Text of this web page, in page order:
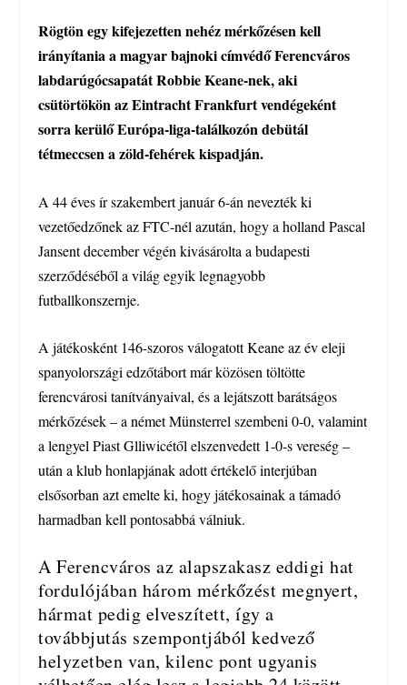
Rögtön egy kifejezetten nehéz mérkőzésen kell
irányítania a magyar bajnoki címvédő Ferencváros
labdarúgócsapatát Robbie Keane-nek, aki
csütörtökön az Eintracht Frankfurt vendégeként
sorra kerülő Európa-liga-találkozón debütál
tétmeccsen a zöld-fehérek kispadján.
A 44 éves ír szakembert január 6-án nevezték ki
vezetőedzőnek az FTC-nél azután, hogy a holland Pascal
Jansent december végén kivásárolta a budapesti
szerződéséből a világ egyik legnagyobb
futballkonszernje.
A játékosként 146-szoros válogatott Keane az év eleji
spanyolországi edzőtábort már közösen töltötte
ferencvárosi tanítványaival, és a lejátszott barátságos
mérkőzések – a német Münsterrel szembeni 0-0, valamint
a lengyel Piast Glliwicétől elszenvedett 1-0-s vereség –
után a klub honlapjának adott értékelő interjúban
elsősorban azt emelte ki, hogy játékosainak a támadó
harmadban kell pontosabbá válniuk.
A Ferencváros az alapszakasz eddigi hat
fordulójában három mérkőzést megnyert,
hármat pedig elveszített, így a
továbbjutás szempontjából kedvező
helyzetben van, kilenc pont ugyanis